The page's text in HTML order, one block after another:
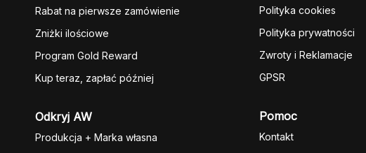
Rabat na pierwsze zamówienie
Zniżki ilościowe
Program Gold Reward
Kup teraz, zapłać później
Odkryj AW
Produkcja + Marka własna
Polityka cookies
Polityka prywatności
Zwroty i Reklamacje
GPSR
Pomoc
Kontakt